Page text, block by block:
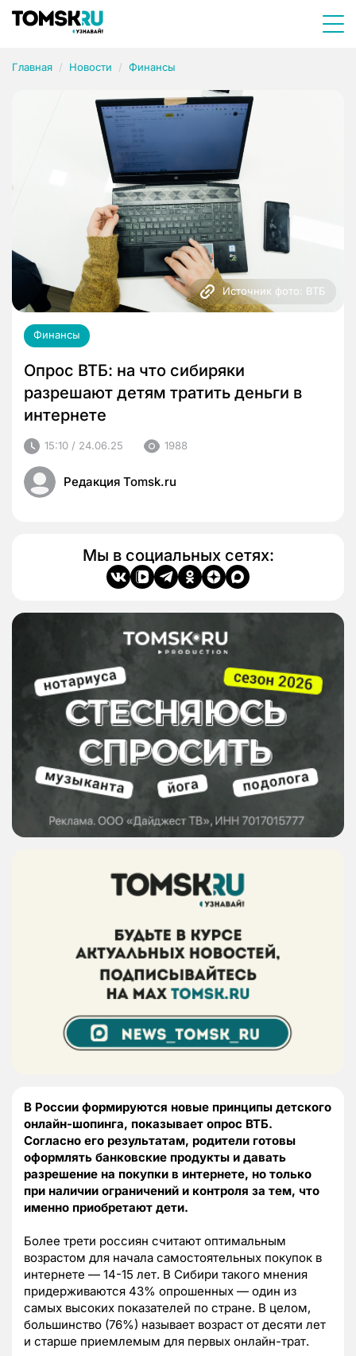
Главная Новости Финансы
Источник фото: ВТБ
Финансы
Опрос ВТБ: на что сибиряки
разрешают детям тратить деньги в
интернете
15:10 / 24.06.25 1988
Редакция Tomsk.ru
Мы в социальных сетях:
В России формируются новые принципы детского
онлайн-шопинга, показывает опрос ВТБ.
Согласно его результатам, родители готовы
оформлять банковские продукты и давать
разрешение на покупки в интернете, но только
при наличии ограничений и контроля за тем, что
именно приобретают дети.
Более трети россиян считают оптимальным
возрастом для начала самостоятельных покупок в
интернете — 14-15 лет. В Сибири такого мнения
придерживаются 43% опрошенных — один из
самых высоких показателей по стране. В целом,
большинство (76%) называет возраст от десяти лет
и старше приемлемым для первых онлайн-трат.